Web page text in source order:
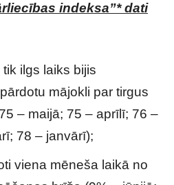
indeksa”* dati
ilgs laiks bijis
mājokli par tirgus
– maijā; 75 – aprīlī; 76 –
78 – janvārī);
viena mēneša laikā no